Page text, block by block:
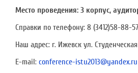
Место проведения: 3 корпус,
Справки по телефону: 8 (3412)58-88-
Наш адрес: г. Ижевск ул.
E-mail: conference-istu2013@yandex.ru